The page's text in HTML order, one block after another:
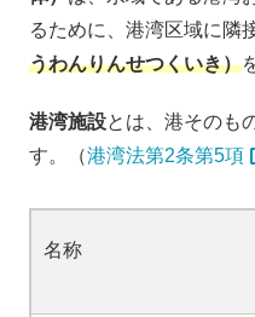
るために、港湾区域に隣
うわんりんせつくいき）
港湾施設とは、港そのも
す。（港湾法第2条第5項
名称